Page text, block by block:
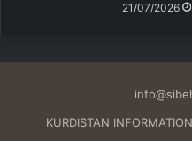
21/07/2026
KURDISTAN